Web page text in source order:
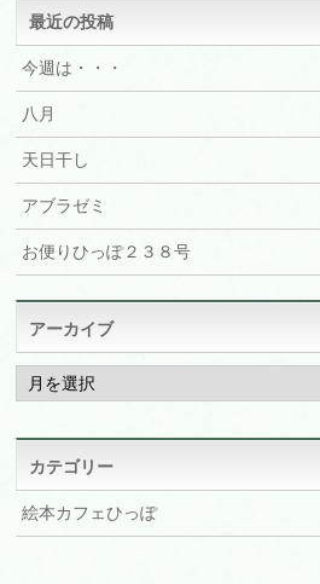
最近の投稿
今週は・・・
八月
天日干し
アブラゼミ
お便りひっぽ２３８号
アーカイブ
ア
ー
カ
カテゴリー
絵本カフェひっぽ